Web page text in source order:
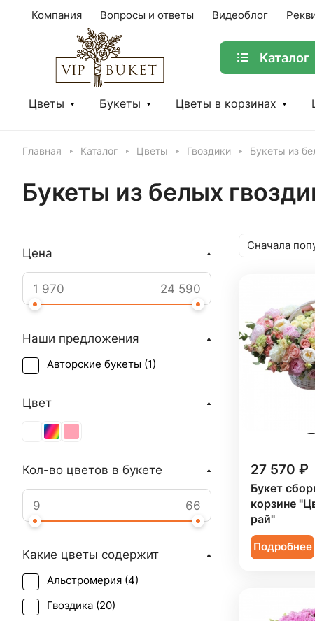
Компания Вопросы и ответы Видеоблог
Каталог
Цветы Букеты Цветы в корзинах
Главная Каталог Цветы Гвоздики Букеты из
Букеты из белых
Сначала
27 570 ₽
Букет
корзине
рай"
Подробнее
Цена
Наши предложения
Авторские букеты (1)
Цвет
Кол-во цветов в букете
Какие цветы содержит
Альстромерия (4)
Гвоздика (20)